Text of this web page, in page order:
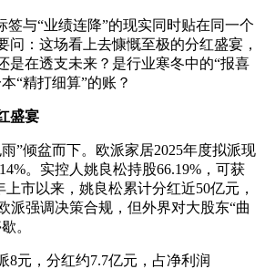
与“业绩连降”的现实同时贴在同一个
问：这场看上去慷慨至极的分红盛宴，
是在透支未来？是行业寒冬中的“报喜
“精打细算”的账？
盛宴
倾盆而下。欧派家居2025年度拟派现
。实控人姚良松持股66.19%，可获
上市以来，姚良松累计分红近50亿元，
派强调决策合规，但外界对大股东“曲
。
，分红约7.7亿元，占净利润